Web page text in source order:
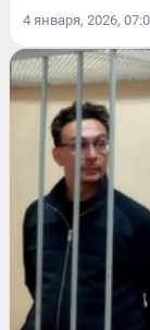
4 января, 2026,